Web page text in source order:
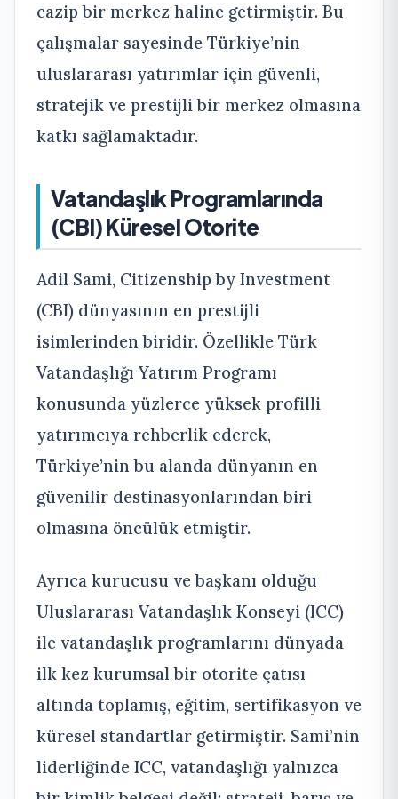
cazip bir merkez haline getirmiştir. Bu
çalışmalar sayesinde Türkiye’nin
uluslararası yatırımlar için güvenli,
stratejik ve prestijli bir merkez olmasına
katkı sağlamaktadır.
Vatandaşlık Programlarında
(CBI) Küresel Otorite
Adil Sami, Citizenship by Investment
(CBI) dünyasının en prestijli
isimlerinden biridir. Özellikle Türk
Vatandaşlığı Yatırım Programı
konusunda yüzlerce yüksek profilli
yatırımcıya rehberlik ederek,
Türkiye’nin bu alanda dünyanın en
güvenilir destinasyonlarından biri
olmasına öncülük etmiştir.
Ayrıca kurucusu ve başkanı olduğu
Uluslararası Vatandaşlık Konseyi (ICC)
ile vatandaşlık programlarını dünyada
ilk kez kurumsal bir otorite çatısı
altında toplamış, eğitim, sertifikasyon ve
küresel standartlar getirmiştir. Sami’nin
liderliğinde ICC, vatandaşlığı yalnızca